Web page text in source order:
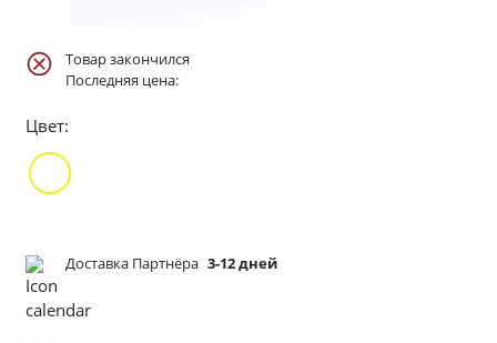
Товар закончился
Последняя цена:
Цвет:
Доставка Партнёра 3-12 дней